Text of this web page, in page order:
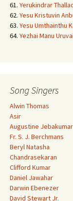
61. Yerukindrar
62. Yesu Kristuvin
63. Yesu Umthainthu
64. Yezhai Manu
Song Singers
Alwin Thomas
Asir
Augustine Jebakumar
Fr. S. J. Berchmans
Beryl Natasha
Chandrasekaran
Clifford Kumar
Daniel Jawahar
Darwin Ebenezer
David Stewart Jr.